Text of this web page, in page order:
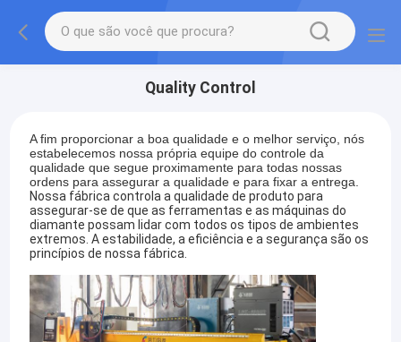
Quality Control
A fim proporcionar a boa qualidade e o melhor serviço, nós
estabelecemos nossa própria equipe do controle da
qualidade que segue proximamente para todas nossas
ordens para assegurar a qualidade e para fixar a entrega.
Nossa fábrica controla a qualidade de produto para
assegurar-se de que as ferramentas e as máquinas do
diamante possam lidar com todos os tipos de ambientes
extremos. A estabilidade, a eficiência e a segurança são os
princípios de nossa fábrica.